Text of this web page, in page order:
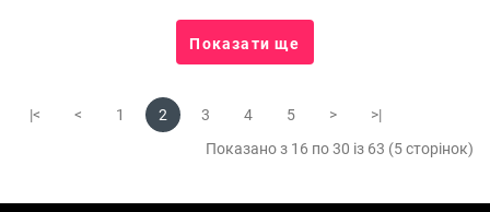
Показати ще
|< < 1 2 3 4 5 >
>|
Показано з 16 по 30 із 63 (5 сторінок)